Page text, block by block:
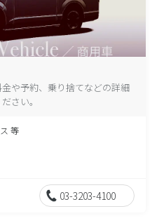
や予約、乗り捨てなどの詳細
さい。
等
03-3203-4100